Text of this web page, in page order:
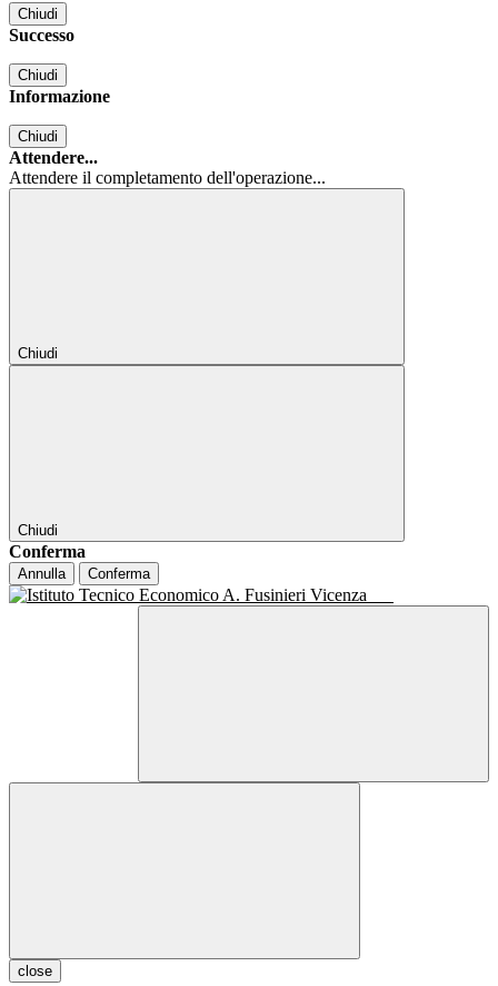
Chiudi
Successo
Chiudi
Informazione
Chiudi
Attendere...
Attendere il completamento dell'operazione...
Chiudi
Chiudi
Conferma
Annulla Conferma
close